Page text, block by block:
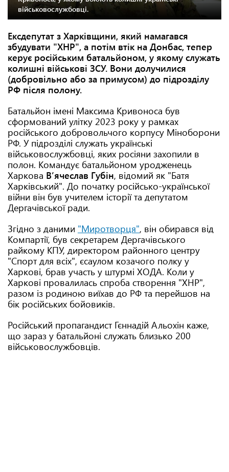
військовослужбовці.
Ексдепутат з Харківщини, який намагався
збудувати "ХНР", а потім втік на Донбас, тепер
керує російським батальйоном, у якому служать
колишні військові ЗСУ. Вони долучилися
(добровільно або за примусом) до підрозділу
РФ після полону.
Батальйон імені Максима Кривоноса був
сформований улітку 2023 року у рамках
російського добровольчого корпусу Міноборони
РФ. У підрозділі служать українські
військовослужбовці, яких росіяни захопили в
полон. Командує батальйоном уродженець
Харкова В’ячеслав Губін, відомий як "Батя
Харківський". До початку російсько-української
війни він був учителем історії та депутатом
Дергачівської ради.
Згідно з даними "Миротворця", він обирався від
Компартії, був секретарем Дергачівського
райкому КПУ, директором районного центру
"Спорт для всіх", єсаулом козачого полку у
Харкові, брав участь у штурмі ХОДА. Коли у
Харкові провалилась спроба створення "ХНР",
разом із родиною виїхав до РФ та перейшов на
бік російських бойовиків.
Російський пропагандист Гєннадій Альохін каже,
що зараз у батальйоні служать близько 200
військовослужбовців.